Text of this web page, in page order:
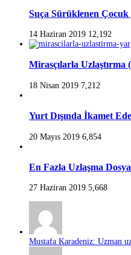
Suça Sürüklenen
14 Haziran 2019 12,192
Mirasçılarla Uzlaştırma
18 Nisan 2019 7,212
Yurt Dışında İkamet
20 Mayıs 2019 6,854
En Fazla Uzlaşma
27 Haziran 2019 5,668
Mustafa Karadeniz: Uzman